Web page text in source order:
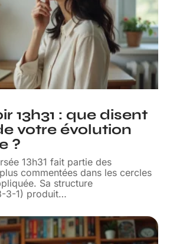
13h31 : que disent
votre évolution
?
13h31 fait partie des
commentées dans les cercles
Sa structure
3-1) produit…